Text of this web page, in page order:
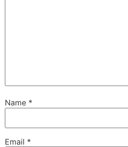
Name *
Email *